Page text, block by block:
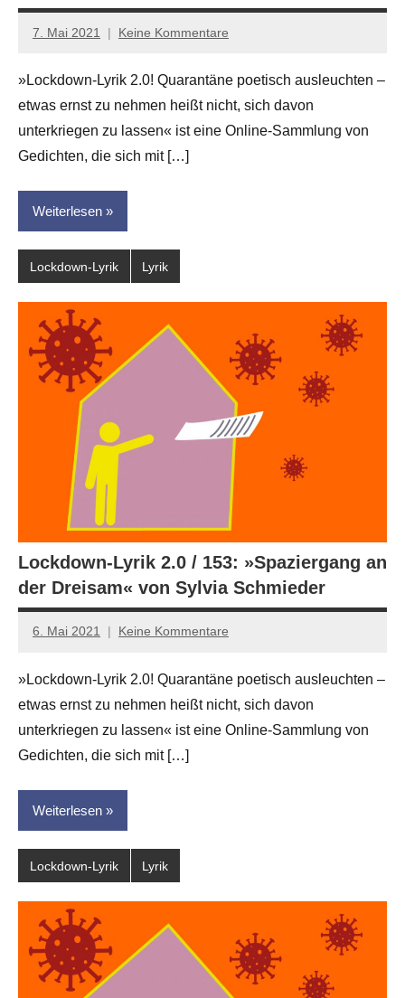
7. Mai 2021
Anton
Leitner
Keine Kommentare
»Lockdown-Lyrik 2.0! Quarantäne poetisch ausleuchten –
etwas ernst zu nehmen heißt nicht, sich davon
unterkriegen zu lassen« ist eine Online-Sammlung von
Gedichten, die sich mit […]
Weiterlesen
Lockdown-Lyrik Lyrik
Lockdown-Lyrik 2.0 / 153: »Spaziergang an
der Dreisam« von Sylvia Schmieder
6. Mai 2021
Anton
Leitner
Keine Kommentare
»Lockdown-Lyrik 2.0! Quarantäne poetisch ausleuchten –
etwas ernst zu nehmen heißt nicht, sich davon
unterkriegen zu lassen« ist eine Online-Sammlung von
Gedichten, die sich mit […]
Weiterlesen
Lockdown-Lyrik Lyrik